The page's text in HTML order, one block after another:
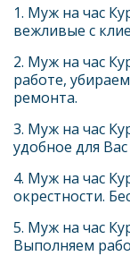
1. Муж на час
вежливые с
2. Муж на час
работе,
ремонта.
3. Муж на час
удобное для
4. Муж на час
окрестности.
5. Муж на час
Выполняем